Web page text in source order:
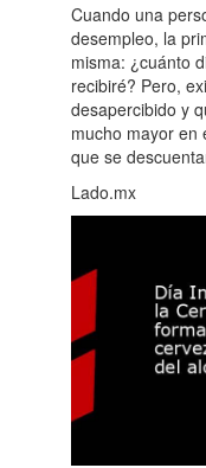
Cuando una
desempleo, la
misma: ¿cuánto
recibiré? Pero,
desapercibido y
mucho mayor en
que se
Lado.mx